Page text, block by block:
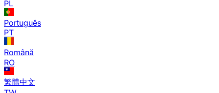
PL
Português
PT
Română
RO
繁體中文